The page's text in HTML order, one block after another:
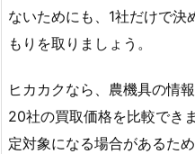
ないためにも、1社だけで
もりを取りましょう。
ヒカカクなら、農機具の情
20社の買取価格を比較でき
定対象になる場合があるた